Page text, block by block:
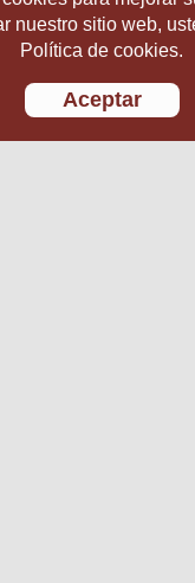
nuestro sitio web,
Política de cookies.
Aceptar